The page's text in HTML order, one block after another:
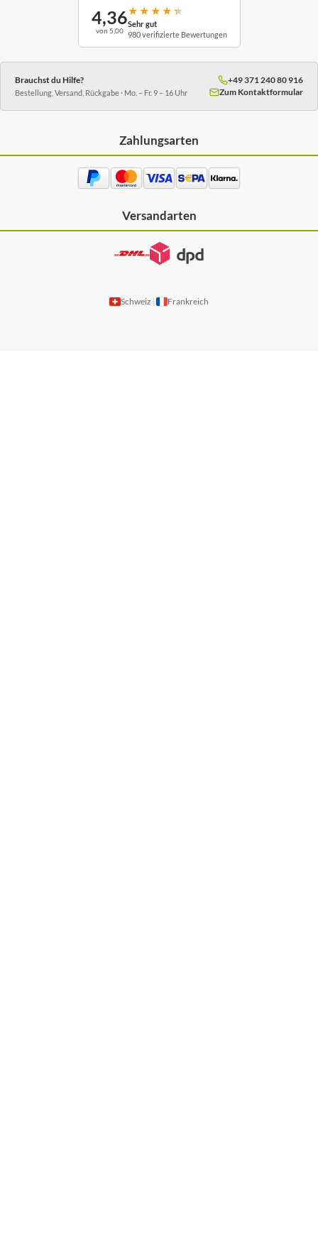
4,36
von 5,00
★ ★ ★ ★ ★
Sehr gut
980 verifizierte Bewertungen
Brauchst du Hilfe?
Bestellung, Versand, Rückgabe · Mo. – Fr. 9 – 16 Uhr
+49 371 240 80 916
Zum Kontaktformular
Zahlungsarten
Versandarten
Schweiz Frankreich